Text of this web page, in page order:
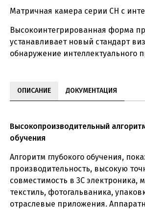
Матричная камера серии CH с
Высокоинтегрированная форма
устанавливает новый стандарт
обнаружение интеллектуального
ОПИСАНИЕ ДОКУМЕНТАЦИЯ
Высокопроизводительный
обучения
Алгоритм глубокого обучения,
производительность, высокую
совместимость в 3C электроника,
текстиль, фотогальваника,
отраслевые приложения.